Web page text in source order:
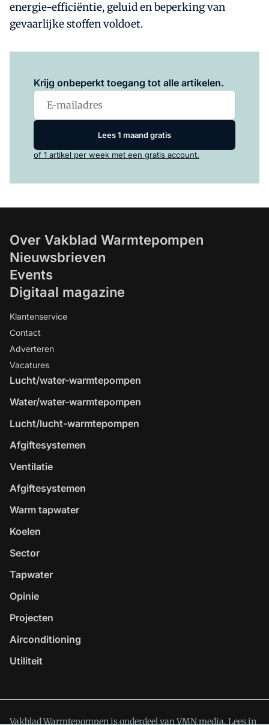
energie-efficiëntie, geluid en beperking van
gevaarlijke stoffen voldoet.
Krijg onbeperkt toegang tot alle artikelen.
Lees 1 maand gratis
of 1 artikel per week met een gratis account.
Over Vakblad Warmtepompen
Nieuwsbrieven
Events
Digitaal magazine
Klantenservice
Contact
Adverteren
Vacatures
Lucht/water-warmtepompen
Water/water-warmtepompen
Lucht/lucht-warmtepompen
Afgiftesystemen
Ventilatie
Afgiftesystemen
Warm tapwater
Koelen
Sector
Tapwater
Opinie
Projecten
Airconditioning
Utiliteit
Vakblad Warmtepompen is onderdeel van VMN media. Lees in